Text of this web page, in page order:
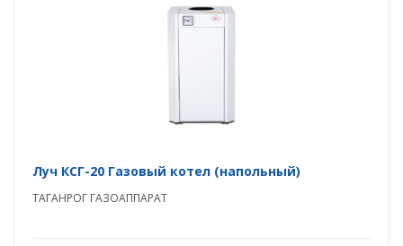
Луч КСГ-20 Газовый котел (напольный)
ТАГАНРОГ ГАЗОАППАРАТ